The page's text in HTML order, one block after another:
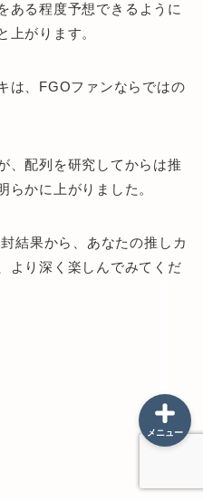
ある程度予想できるように
上がります。
は、FGOファンならではの
、配列を研究してからは推
らかに上がりました。
結果から、あなたの推しカ
より深く楽しんでみてくだ
メニュー
プライバシーポ
お問い合わせ